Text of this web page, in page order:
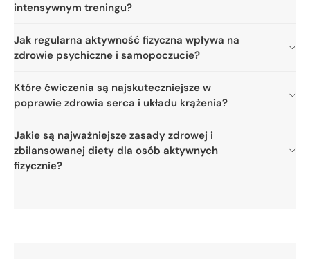
intensywnym treningu?
Jak regularna aktywność fizyczna wpływa na
zdrowie psychiczne i samopoczucie?
Które ćwiczenia są najskuteczniejsze w
poprawie zdrowia serca i układu krążenia?
Jakie są najważniejsze zasady zdrowej i
zbilansowanej diety dla osób aktywnych
fizycznie?